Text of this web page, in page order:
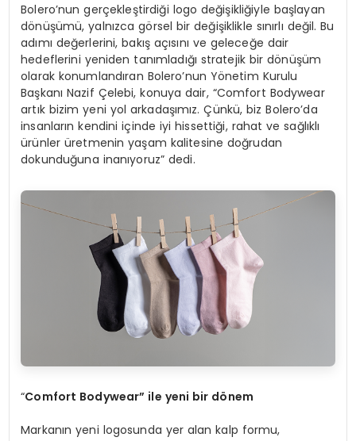
Bolero’nun gerçekleştirdiği logo değişikliğiyle başlayan
dönüşümü, yalnızca görsel bir değişiklikle sınırlı değil. Bu
adımı değerlerini, bakış açısını ve geleceğe dair
hedeflerini yeniden tanımladığı stratejik bir dönüşüm
olarak konumlandıran Bolero’nun Yönetim Kurulu
Başkanı Nazif Çelebi, konuya dair, “Comfort Bodywear
artık bizim yeni yol arkadaşımız. Çünkü, biz Bolero’da
insanların kendini içinde iyi hissettiği, rahat ve sağlıklı
ürünler üretmenin yaşam kalitesine doğrudan
dokunduğuna inanıyoruz” dedi.
“Comfort Bodywear” ile yeni bir dönem
Markanın yeni logosunda yer alan kalp formu,